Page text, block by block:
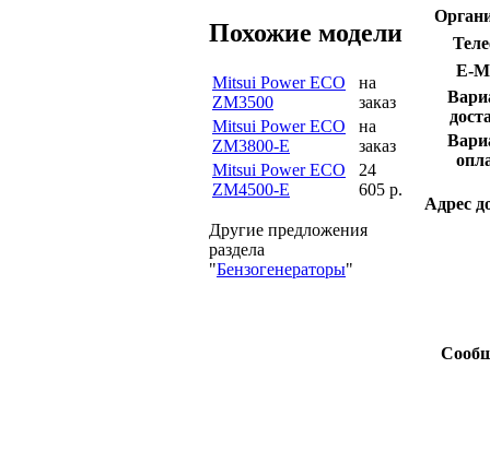
Похожие модели
Mitsui Power ECO
ZM3500
на
заказ
Mitsui Power ECO
ZM3800-E
на
заказ
Mitsui Power ECO
ZM4500-E
24
605 р.
Другие предложения
раздела
"Бензогенераторы"
E-
Адрес